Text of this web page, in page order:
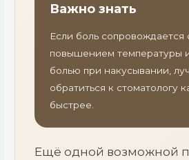
Важно знать
Если боль сопровождается
повышением температуры
болью при накусывании,
обратиться к стоматологу
быстрее.
Ещё одной возможной